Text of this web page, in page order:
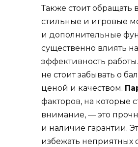
Также стоит обращать
стильные и игровые
и дополнительные
существенно влиять
эффективность
не стоит забывать о
ценой и качеством.
факторов, на которые
внимание, — это
и наличие гарантии.
избежать неприятных